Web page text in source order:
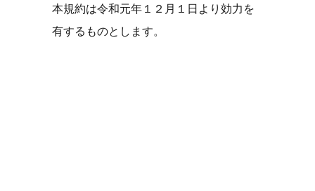
本規約は令和元年１２月１日より効力を
有するものとします。